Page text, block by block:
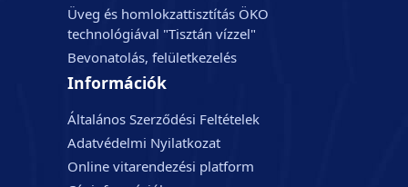
Üveg és homlokzattisztítás ÖKO
technológiával "Tisztán vízzel"
Bevonatolás, felületkezelés
Információk
Általános Szerződési Feltételek
Adatvédelmi Nyilatkozat
Online vitarendezési platform